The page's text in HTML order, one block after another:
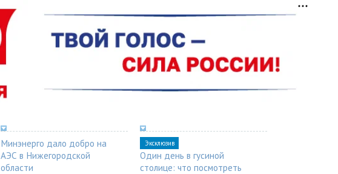
Минэнерго дало добро на
АЭС в Нижегородской
области
Эксклюзив
Один день в гусиной
столице: что посмотреть